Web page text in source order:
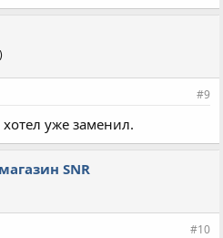
#9
уже заменил.
SNR
#10